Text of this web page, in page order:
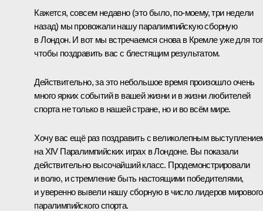
Кажется, совсем недавно (это было, по‑моему, три недели
назад) мы провожалинашу паралимпийскую сборную
в Лондон. И вот мы встречаемся снова в Кремле уже для
чтобы поздравить вас с блестящим результатом.
Действительно, за это небольшое время произошло очень
много ярких событий в вашей жизни и в жизни любителей
спорта не только в нашей стране, но и во всём мире.
Хочу вас ещё раз поздравить с великолепным
на XIV Паралимпийских играх в Лондоне. Вы показали
действительно высочайший класс. Продемонстрировали
и волю, и стремление быть настоящими победителями,
и уверенно вывели нашу сборную в число лидеров мирового
паралимпийского спорта.